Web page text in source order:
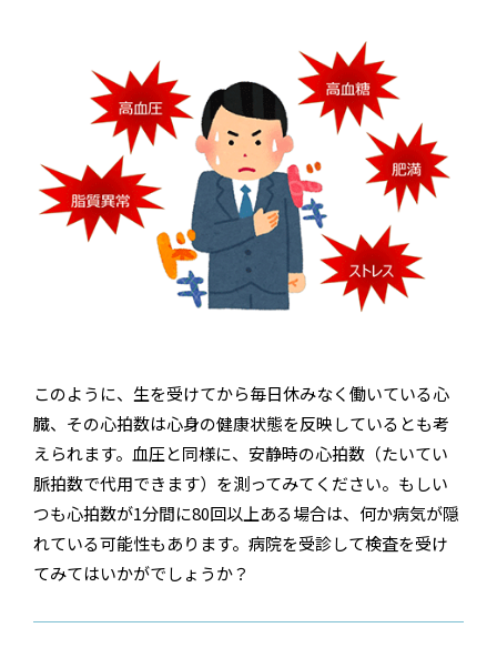
このように、生を受けてから毎日休みなく働いている心
臓、その心拍数は心身の健康状態を反映しているとも考
えられます。血圧と同様に、安静時の心拍数（たいてい
脈拍数で代用できます）を測ってみてください。もしい
つも心拍数が1分間に80回以上ある場合は、何か病気が隠
れている可能性もあります。病院を受診して検査を受け
てみてはいかがでしょうか？